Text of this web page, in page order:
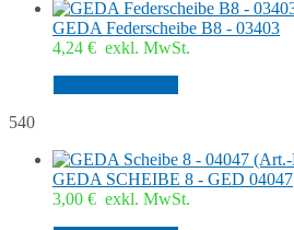
GEDA Federscheibe B8 - 03403
4,24 € exkl. MwSt.
540
GEDA SCHEIBE 8 - GED 04047
3,00 € exkl. MwSt.